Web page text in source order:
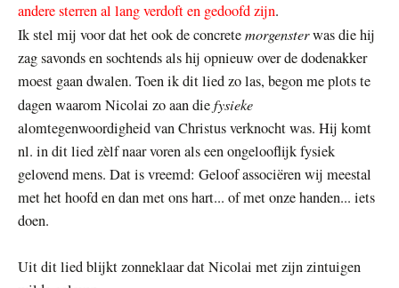
andere sterren al lang verdoft en gedoofd zijn.
Ik stel mij voor dat het ook de concretemorgensterwas die hij
zag savonds en sochtends als hij opnieuw over de dodenakker
moest gaan dwalen. Toen ik dit lied zo las, begon me plots te
dagen waarom Nicolai zo aan diefysieke
alomtegenwoordigheid van Christus verknocht was. Hij komt
nl. in dit lied zèlf naar voren als een ongelooflijk fysiek
gelovend mens. Dat is vreemd: Geloof associëren wij meestal
met het hoofd en dan met ons hart... of met onze handen... iets
doen.
Uit dit lied blijkt zonneklaar dat Nicolai met zijn zintuigen